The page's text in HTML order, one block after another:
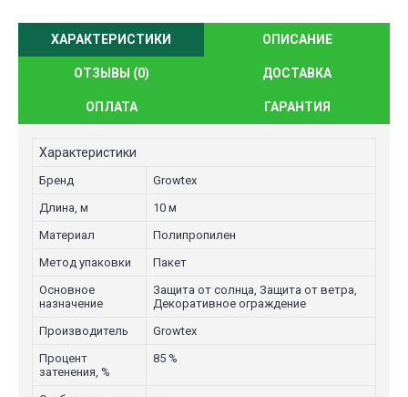
ХАРАКТЕРИСТИКИ ОПИСАНИЕ
ОТЗЫВЫ (0) ДОСТАВКА
ОПЛАТА ГАРАНТИЯ
Характеристики
Бренд
Growtex
Длина, м
10 м
Материал
Полипропилен
Метод упаковки
Пакет
Основное
назначение
Защита от солнца, Защита от ветра,
Декоративное ограждение
Производитель
Growtex
Процент
затенения, %
85 %